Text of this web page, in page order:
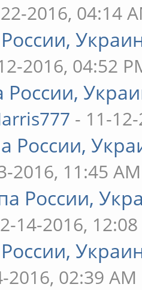
2016, 04:14
2016, 04:52
России,
- 11-
России,
2016, 11:45 AM
России,
14-2016,
2016, 02:39 AM